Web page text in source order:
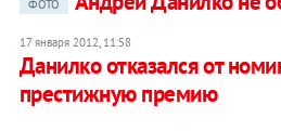
ФОТО
17 января 2012, 11:58
Данилко отказался от
престижную премию